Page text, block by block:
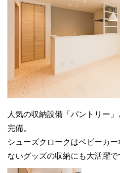
人気の収納設備「パントリー
完備。
シューズクロークはベビーカ
ないグッズの収納にも大活躍で